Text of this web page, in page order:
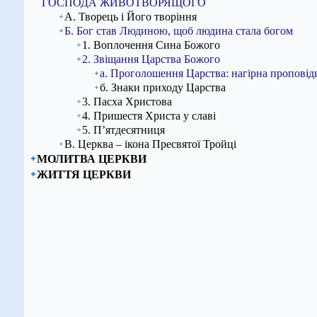
А. Творець і Його творіння
Б. Бог став Людиною, щоб людина стала богом
1. Воплочення Сина Божого
2. Звіщання Царства Божого
а. Проголошення Царства: нагірна
б. Знаки приходу Царства
3. Пасха Христова
4. Пришестя Христа у славі
5. П’ятдесятниця
В. Церква – ікона Пресвятої Тройці
МОЛИТВА ЦЕРКВИ
ЖИТТЯ ЦЕРКВИ